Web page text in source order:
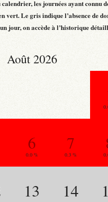
les journées ayant connu
vert. Le gris indique l’absence de
jour, on accède à l’historique
Août 2026
6
0.0 %
7
0.3 %
13 14